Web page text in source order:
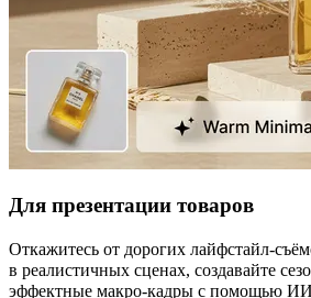
Для презентации товаров
Откажитесь от дорогих
в реалистичных сценах, создавайте
эффектные макро‑кадры с помощью